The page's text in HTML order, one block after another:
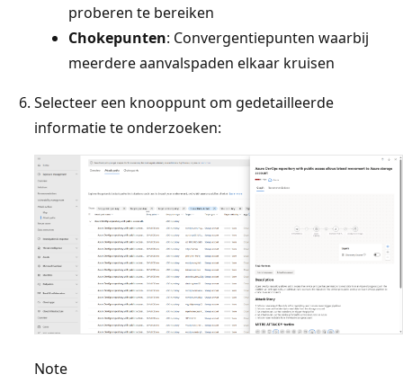
proberen te bereiken
Chokepunten: Convergentiepunten waarbij
meerdere aanvalspaden elkaar kruisen
Selecteer een knooppunt om gedetailleerde
informatie te onderzoeken:
Note